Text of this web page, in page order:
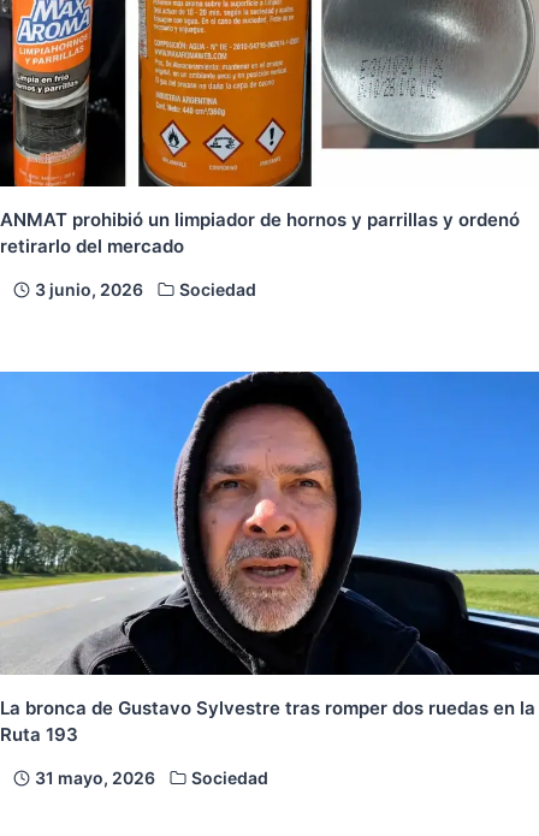
ANMAT prohibió un limpiador de hornos y parrillas y ordenó
retirarlo del mercado
3 junio, 2026 Sociedad
La bronca de Gustavo Sylvestre tras romper dos ruedas en la
Ruta 193
31 mayo, 2026 Sociedad